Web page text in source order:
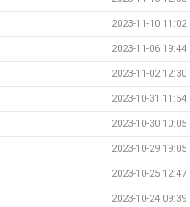
2023-11-10 11:02
2023-11-06 19:44
2023-11-02 12:30
2023-10-31 11:54
2023-10-30 10:05
2023-10-29 19:05
2023-10-25 12:47
2023-10-24 09:39